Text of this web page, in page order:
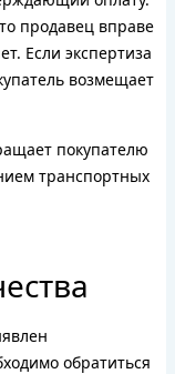
продавец вправе
Если экспертиза
возмещает
покупателю
транспортных
обратиться